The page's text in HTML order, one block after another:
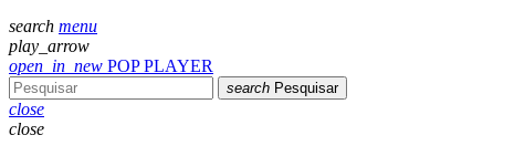
search menu
play_arrow
open_in_new POP PLAYER
search Pesquisar
close
close